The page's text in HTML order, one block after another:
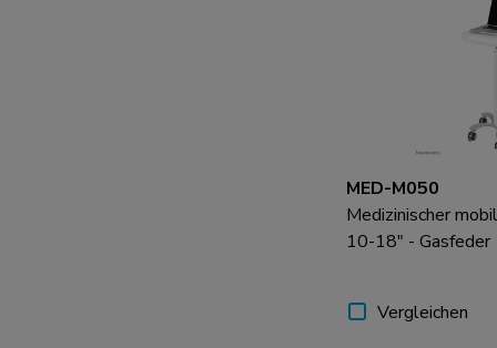
MED-M050
Medizinischer
10-18" - Gasfeder
Vergleichen